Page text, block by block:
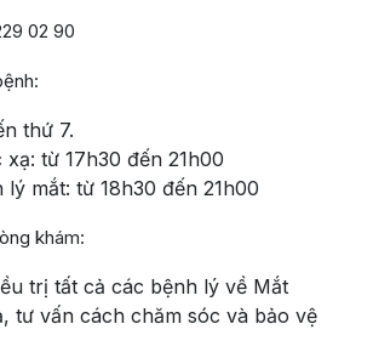
02 90
thứ 7.
xạ: từ 17h30 đến 21h00
lý mắt: từ 18h30 đến 21h00
khám:
trị tất cả các bệnh lý về Mắt
tư vấn cách chăm sóc và bảo vệ